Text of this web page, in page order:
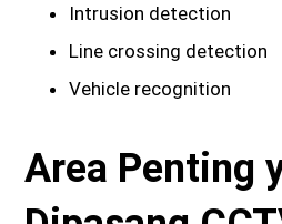
Intrusion detection
Line crossing detection
Vehicle recognition
Area Penting